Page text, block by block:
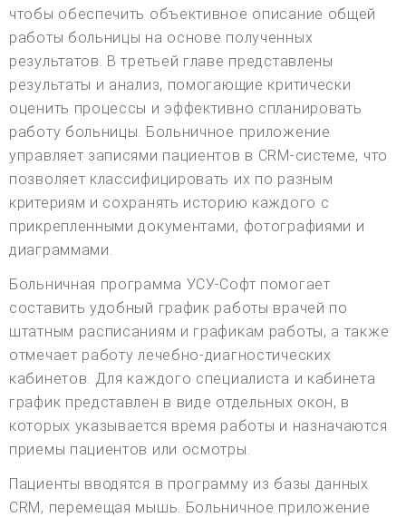
чтобы обеспечить объективное описание общей
работы больницы на основе полученных
результатов. В третьей главе представлены
результаты и анализ, помогающие критически
оценить процессы и эффективно спланировать
работу больницы. Больничное приложение
управляет записями пациентов в CRM-системе, что
позволяет классифицировать их по разным
критериям и сохранять историю каждого с
прикрепленными документами, фотографиями и
диаграммами.
Больничная программа УСУ-Софт помогает
составить удобный график работы врачей по
штатным расписаниям и графикам работы, а также
отмечает работу лечебно-диагностических
кабинетов. Для каждого специалиста и кабинета
график представлен в виде отдельных окон, в
которых указывается время работы и назначаются
приемы пациентов или осмотры.
Пациенты вводятся в программу из базы данных
CRM, перемещая мышь. Больничное приложение